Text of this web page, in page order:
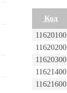
Код
11620100
11620200
11620300
11621400
11621600